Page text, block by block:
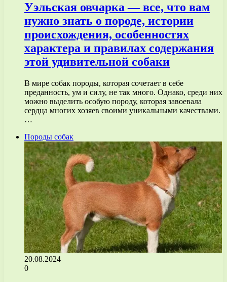
Уэльская овчарка — все, что вам
нужно знать о породе, истории
происхождения, особенностях
характера и правилах содержания
этой удивительной собаки
В мире собак породы, которая сочетает в себе
преданность, ум и силу, не так много. Однако, среди них
можно выделить особую породу, которая завоевала
сердца многих хозяев своими уникальными качествами.
…
Породы собак
20.08.2024
0